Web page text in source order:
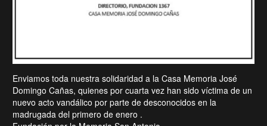
Enviamos toda nuestra solidaridad a la Casa Memoria José
Domingo Cañas, quienes por cuarta vez han sido víctima de un
nuevo acto vandálico por parte de desconocidos en la
madrugada del primero de enero .